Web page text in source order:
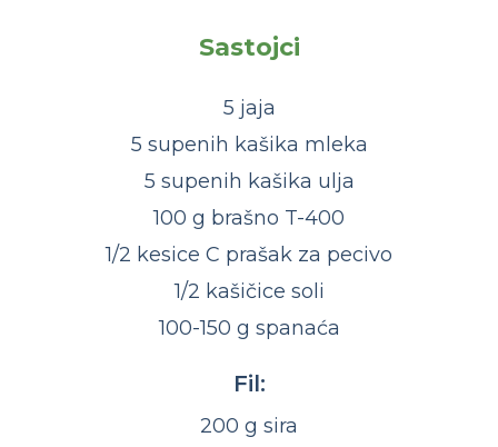
Sastojci
5 jaja
5 supenih kašika mleka
5 supenih kašika ulja
100 g brašno T-400
1/2 kesice C prašak za pecivo
1/2 kašičice soli
100-150 g spanaća
Fil:
200 g sira